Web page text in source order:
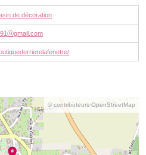
de décoration
© contributeurs OpenStreetMap